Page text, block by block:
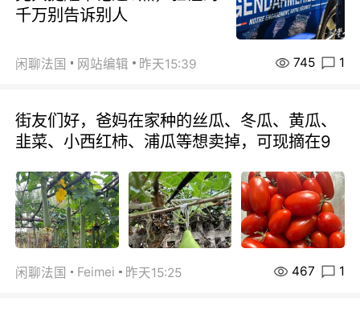
千万别告诉别人
闲聊法国 网站编辑 昨天15:39 745 1
街友们好，爸妈在家种的丝瓜、冬瓜、黄瓜、
韭菜、小西红柿、浦瓜等想卖掉，可现摘在9
闲聊法国 Feimei 昨天15:25 467 1